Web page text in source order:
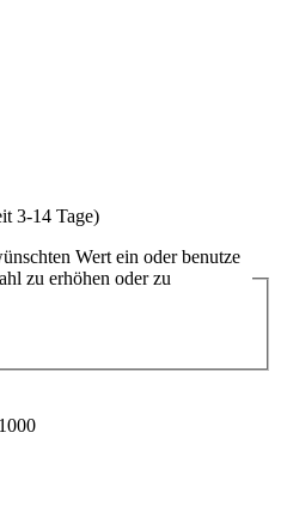
3-14 Tage)
Wert ein oder benutze
zu erhöhen oder zu